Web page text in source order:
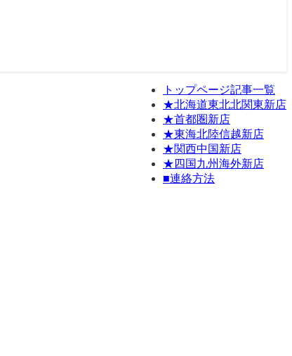
トップページ記事一覧
★北海道東北北関東新店
★首都圏新店
★東海北陸信越新店
★関西中国新店
★四国九州海外新店
■連絡方法